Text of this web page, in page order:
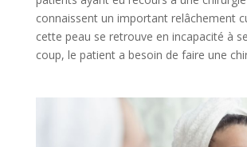
connaissent un important relâchement
cette peau se retrouve en incapacité à
coup, le patient a besoin de faire une